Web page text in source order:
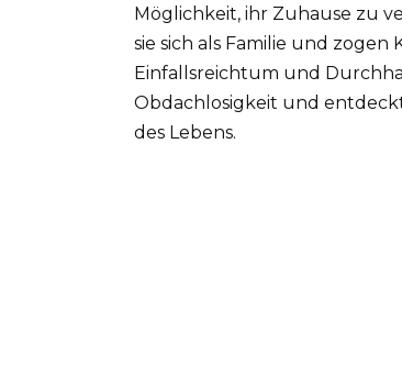
Möglichkeit, ihr Zuhause zu
sie sich als Familie und
Einfallsreichtum und
Obdachlosigkeit und
des Lebens.